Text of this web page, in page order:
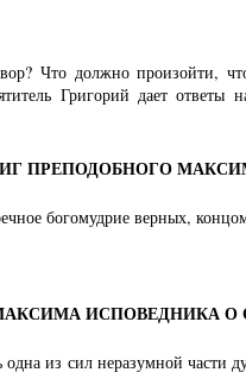
Что должно произойти,
Григорий дает
ПРЕПОДОБНОГО
богомудрие верных,
ИСПОВЕДНИКА О
одна из сил неразумной